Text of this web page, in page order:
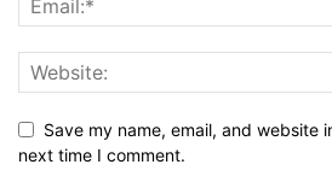
Save my name, email, and website
next time I comment.